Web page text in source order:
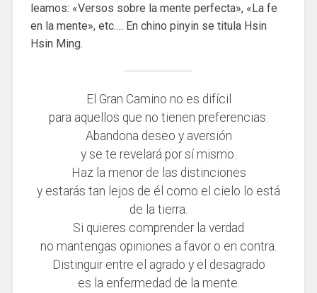
leamos: «Versos sobre la mente perfecta», «La fe
en la mente», etc…. En chino pinyin se titula Hsin
Hsin Ming.
El Gran Camino no es difícil
para aquellos que no tienen preferencias.
Abandona deseo y aversión
y se te revelará por sí mismo.
Haz la menor de las distinciones
y estarás tan lejos de él como el cielo lo está
de la tierra.
Si quieres comprender la verdad
no mantengas opiniones a favor o en contra.
Distinguir entre el agrado y el desagrado
es la enfermedad de la mente.